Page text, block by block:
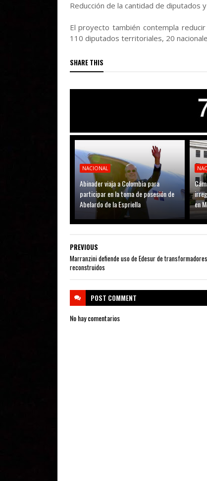
Reducción de la cantidad de diputados
El proyecto también contempla
110 diputados territoriales, 20
SHARE THIS
NACIONAL
Abinader viaja a Colombia para
participar en la toma de posesión de
Abelardo de la Espriella
en
PREVIOUS
Marranzini defiende uso de Edesur de transformadores
reconstruidos
POST COMMENT
No hay comentarios